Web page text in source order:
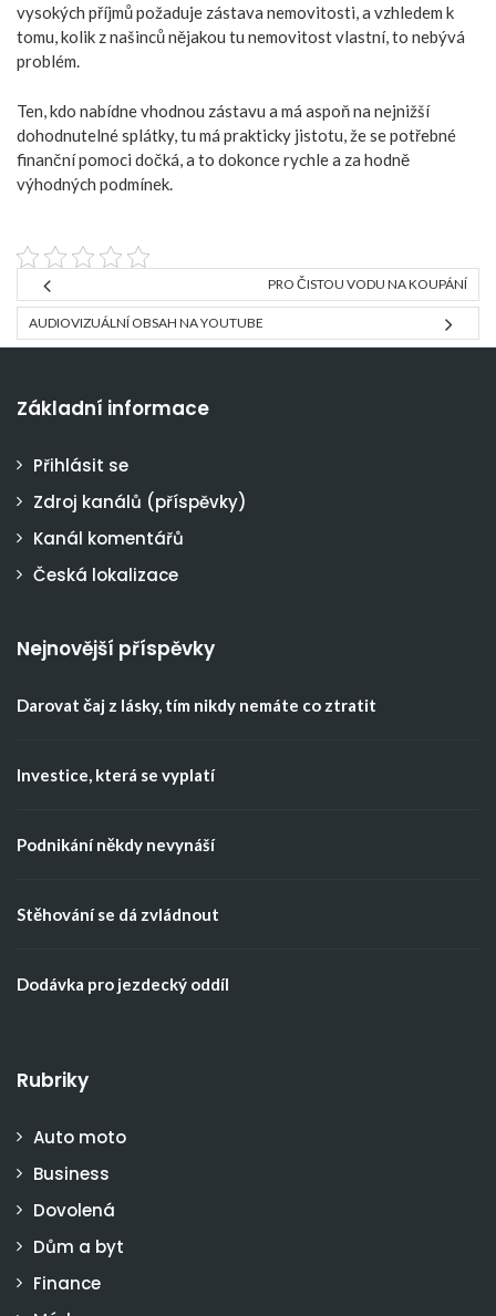
vysokých příjmů požaduje zástava nemovitosti, a vzhledem k
tomu, kolik z našinců nějakou tu nemovitost vlastní, to nebývá
problém.
Ten, kdo nabídne vhodnou zástavu a má aspoň na nejnižší
dohodnutelné splátky, tu má prakticky jistotu, že se potřebné
finanční pomoci dočká, a to dokonce rychle a za hodně
výhodných podmínek.
PRO ČISTOU VODU NA KOUPÁNÍ
AUDIOVIZUÁLNÍ OBSAH NA YOUTUBE
Základní informace
Přihlásit se
Zdroj kanálů (příspěvky)
Kanál komentářů
Česká lokalizace
Nejnovější příspěvky
Darovat čaj z lásky, tím nikdy nemáte co ztratit
Investice, která se vyplatí
Podnikání někdy nevynáší
Stěhování se dá zvládnout
Dodávka pro jezdecký oddíl
Rubriky
Auto moto
Business
Dovolená
Dům a byt
Finance